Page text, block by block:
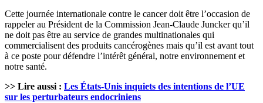
Cette journée internationale contre le cancer doit être l’occasion de
rappeler au Président de la Commission Jean-Claude Juncker qu’il
ne doit pas être au service de grandes multinationales qui
commercialisent des produits cancérogènes mais qu’il est avant tout
à ce poste pour défendre l’intérêt général, notre environnement et
notre santé.
>> Lire aussi : Les États-Unis inquiets des intentions de l’UE
sur les perturbateurs endocriniens